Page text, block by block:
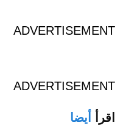
ADVERTISEMENT
ADVERTISEMENT
اقرأ أيضا